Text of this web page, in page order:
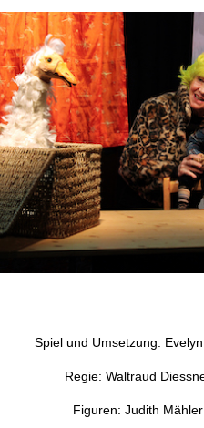
Spiel und Umsetzung:
Regie: Waltraud
Figuren: Judith Mähler